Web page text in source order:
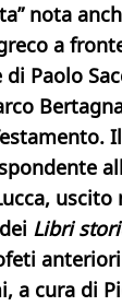
nota
a
Paolo
uscito
Libri
a cura di